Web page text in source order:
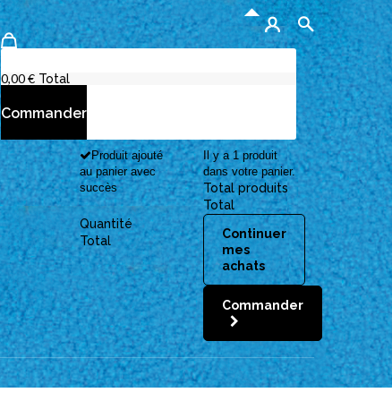
0,00 € Total
Commander
Produit ajouté
au panier avec
succès
Quantité
Total
Il y a 1 produit
dans votre panier.
Total produits
Total
Continuer
mes
achats
Commander